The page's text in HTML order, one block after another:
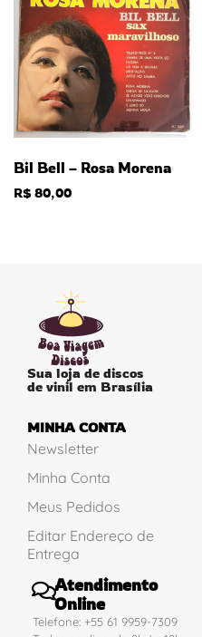
Bil Bell – Rosa Morena
R$80,00
Sua loja de discos
de vinil em Brasília
MINHA CONTA
Newsletter
Minha Conta
Meus Pedidos
Editar Endereço de
Entrega
Atendimento
Online
Telefone: +55 61 9959-7309